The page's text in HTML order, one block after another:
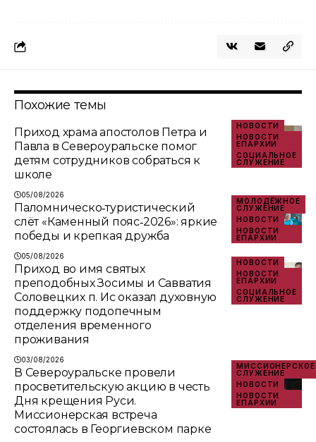
Похожие темы
НОВОСТИ
НОВОСТИ
ЕПАРХИИ
СОЦИАЛЬНОЕ
СЛУЖЕНИЕ
Приход храма апостолов Петра и
Павла в Североуральске помог
детям сотрудников собраться к
школе
05/08/2026
МОЛОДЁЖНОЕ
СЛУЖЕНИЕ
НОВОСТИ
НОВОСТИ
ЕПАРХИИ
Паломническо‑туристический
слёт «Каменный пояс‑2026»: яркие
победы и крепкая дружба
05/08/2026
НОВОСТИ
НОВОСТИ
ЕПАРХИИ
СОЦИАЛЬНОЕ
СЛУЖЕНИЕ
Приход во имя святых
преподобных Зосимы и Савватия
Соловецких п. Ис оказал духовную
поддержку подопечным
отделения временного
проживания
03/08/2026
МИССИОНЕРСКОЕ
СЛУЖЕНИЕ
НОВОСТИ
НОВОСТИ
ЕПАРХИИ
В Североуральске провели
просветительскую акцию в честь
Дня крещения Руси.
Миссионерская встреча
состоялась в Георгиевском парке